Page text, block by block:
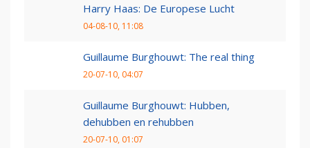
Harry Haas: De Europese Lucht
04-08-10, 11:08
Guillaume Burghouwt: The real thing
20-07-10, 04:07
Guillaume Burghouwt: Hubben,
dehubben en rehubben
20-07-10, 01:07